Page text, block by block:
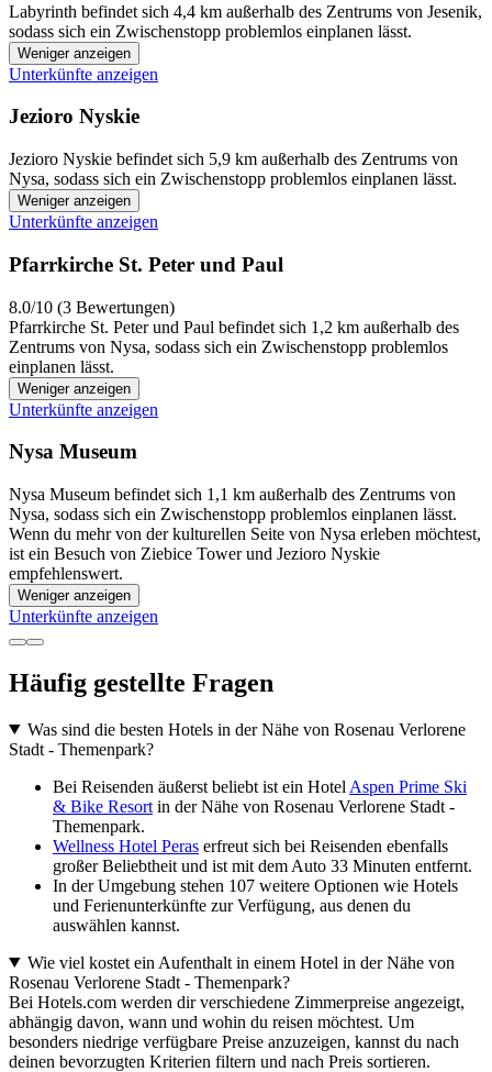
Labyrinth befindet sich 4,4 km außerhalb des Zentrums von Jesenik,
sodass sich ein Zwischenstopp problemlos einplanen lässt.
Weniger anzeigen
Unterkünfte anzeigen
Jezioro Nyskie
Jezioro Nyskie befindet sich 5,9 km außerhalb des Zentrums von
Nysa, sodass sich ein Zwischenstopp problemlos einplanen lässt.
Weniger anzeigen
Unterkünfte anzeigen
Pfarrkirche St. Peter und Paul
8.0/10 (3 Bewertungen)
Pfarrkirche St. Peter und Paul befindet sich 1,2 km außerhalb des
Zentrums von Nysa, sodass sich ein Zwischenstopp problemlos
einplanen lässt.
Weniger anzeigen
Unterkünfte anzeigen
Nysa Museum
Nysa Museum befindet sich 1,1 km außerhalb des Zentrums von
Nysa, sodass sich ein Zwischenstopp problemlos einplanen lässt.
Wenn du mehr von der kulturellen Seite von Nysa erleben möchtest,
ist ein Besuch von Ziebice Tower und Jezioro Nyskie
empfehlenswert.
Weniger anzeigen
Unterkünfte anzeigen
Häufig gestellte Fragen
Was sind die besten Hotels in der Nähe von Rosenau Verlorene
Stadt - Themenpark?
Bei Reisenden äußerst beliebt ist ein Hotel Aspen Prime Ski
& Bike Resort in der Nähe von Rosenau Verlorene Stadt -
Themenpark.
Wellness Hotel Peras erfreut sich bei Reisenden ebenfalls
großer Beliebtheit und ist mit dem Auto 33 Minuten entfernt.
In der Umgebung stehen 107 weitere Optionen wie Hotels
und Ferienunterkünfte zur Verfügung, aus denen du
auswählen kannst.
Wie viel kostet ein Aufenthalt in einem Hotel in der Nähe von
Rosenau Verlorene Stadt - Themenpark?
Bei Hotels.com werden dir verschiedene Zimmerpreise angezeigt,
abhängig davon, wann und wohin du reisen möchtest. Um
besonders niedrige verfügbare Preise anzuzeigen, kannst du nach
deinen bevorzugten Kriterien filtern und nach Preis sortieren.